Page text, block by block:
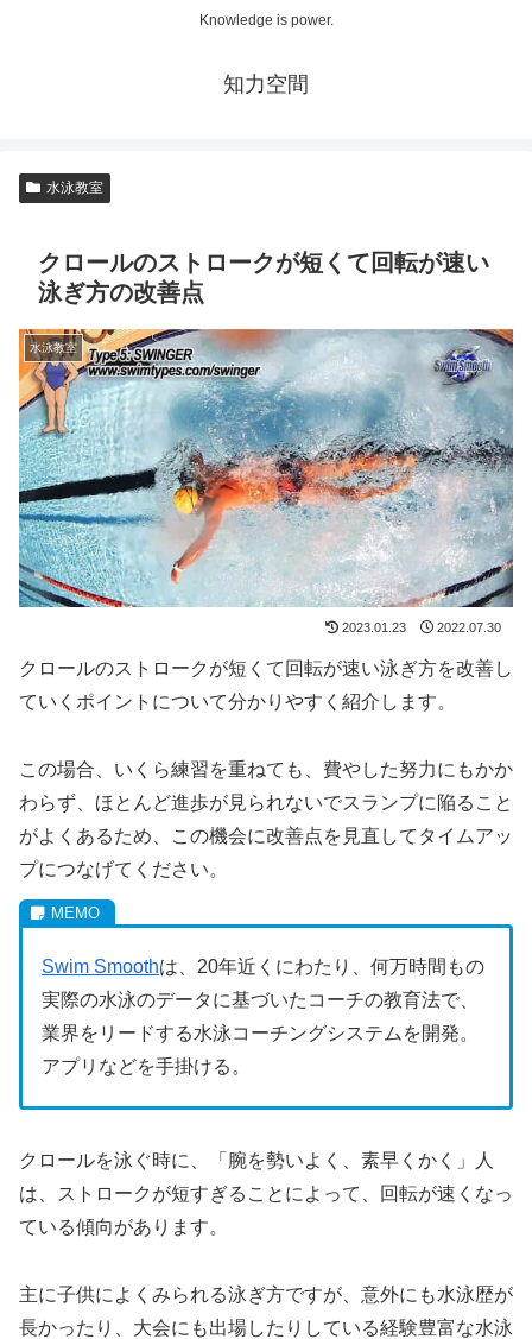
Knowledge is power.
知力空間
水泳教室
クロールのストロークが短くて回転が速い
泳ぎ方の改善点
水泳教室
2023.01.23 2022.07.30
クロールのストロークが短くて回転が速い泳ぎ方を改善し
ていくポイントについて分かりやすく紹介します。
この場合、いくら練習を重ねても、費やした努力にもかか
わらず、ほとんど進歩が見られないでスランプに陥ること
がよくあるため、この機会に改善点を見直してタイムアッ
プにつなげてください。
Swim Smoothは、20年近くにわたり、何万時間もの
実際の水泳のデータに基づいたコーチの教育法で、
業界をリードする水泳コーチングシステムを開発。
アプリなどを手掛ける。
クロールを泳ぐ時に、「腕を勢いよく、素早くかく」人
は、ストロークが短すぎることによって、回転が速くなっ
ている傾向があります。
主に子供によくみられる泳ぎ方ですが、意外にも水泳歴が
長かったり、大会にも出場したりしている経験豊富な水泳